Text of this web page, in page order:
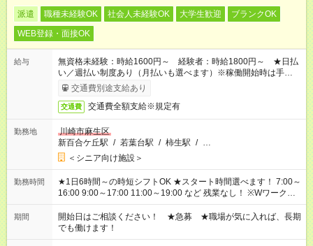
派遣 職種未経験OK 社会人未経験OK 大学生歓迎
ブランクOK
WEB登録・面接OK
給与
無資格未経験：時給1600円～ 経験者：時給1800円～ ★日払
い／週払い制度あり（月払いも選べます）※稼働開始時は手続き
完了次第のお支払いとなります。
交通費別途支給あり
交通費 交通費全額支給※規定有
勤務地
川崎市麻生区
新百合ケ丘駅 / 若葉台駅 / 柿生駅 / …
＜シニア向け施設＞
勤務時間
★1日6時間～の時短シフトOK ★スタート時間選べます！ 7:00～
16:00 9:00～17:00 11:00～19:00 など 残業なし！ ※Wワークの
場合、他のお仕事と合わせ週40時間超の就業はご案内できませ
ん ※法令に基づき、週20時間以上勤務は社会保険への加入対象
となります ※労働者派遣法（日雇い派遣の原則禁止）により、
短時間・短期間の就業はご案内が難しい場合があります
期間
開始日はご相談ください！ ★急募 ★職場が気に入れば、長期
でも働けます！